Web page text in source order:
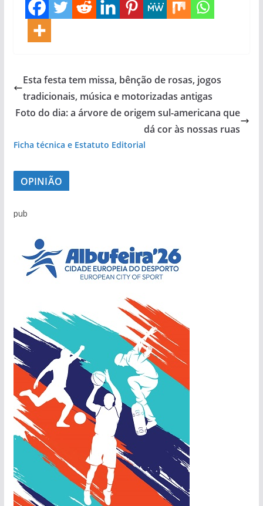
Esta festa tem missa, bênção de rosas, jogos
tradicionais, música e motorizadas antigas
Foto do dia: a árvore de origem sul-americana que
dá cor às nossas ruas
Ficha técnica e Estatuto Editorial
OPINIÃO
pub